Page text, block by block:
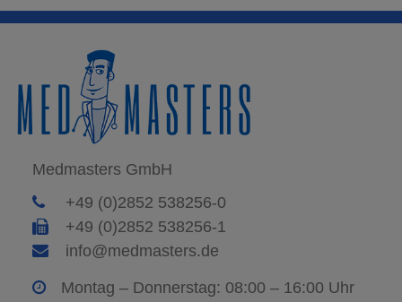
Medmasters GmbH
+49 (0)2852 538256-0
+49 (0)2852 538256-1
info@medmasters.de
Montag – Donnerstag: 08:00 – 16:00 Uhr